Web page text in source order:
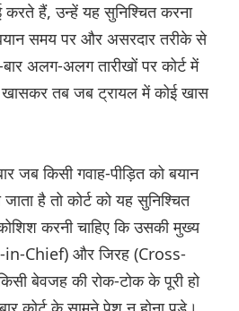
हैं, उन्हें यह सुनिश्चित करना
समय पर और असरदार तरीके से
अलग-अलग तारीखों पर कोर्ट में
खासकर तब जब ट्रायल में कोई खास
जब किसी गवाह-पीड़ित को बयान
है तो कोर्ट को यह सुनिश्चित
करनी चाहिए कि उसकी मुख्य
in-Chief) और जिरह (Cross-
बेवजह की रोक-टोक के पूरी हो